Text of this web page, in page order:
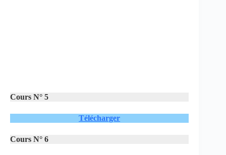
Cours N° 5
Télécharger
Cours N° 6